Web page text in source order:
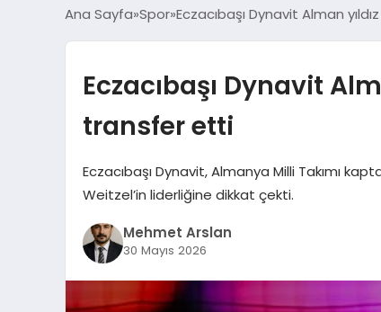
Ana Sayfa Spor Eczacıbaşı Dynavit Alman
Eczacıbaşı Dynavit
transfer etti
Eczacıbaşı Dynavit, Almanya Milli Takımı
Weitzel’in liderliğine dikkat çekti.
Mehmet Arslan
30 Mayıs 2026